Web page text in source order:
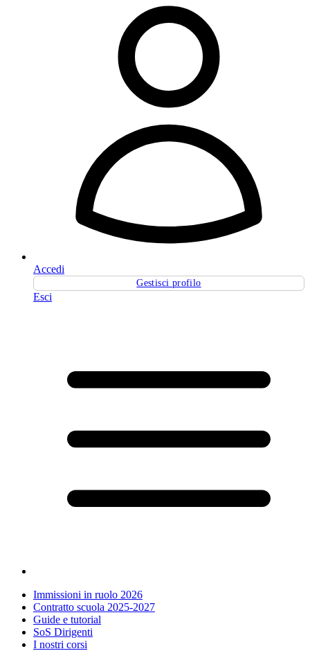
Accedi
Gestisci profilo
Esci
Immissioni in ruolo 2026
Contratto scuola 2025-2027
Guide e tutorial
SoS Dirigenti
I nostri corsi